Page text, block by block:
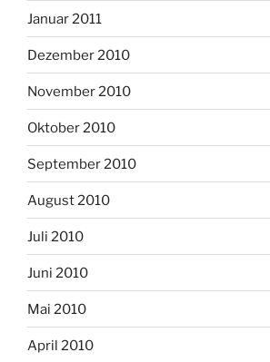
Januar 2011
Dezember 2010
November 2010
Oktober 2010
September 2010
August 2010
Juli 2010
Juni 2010
Mai 2010
April 2010